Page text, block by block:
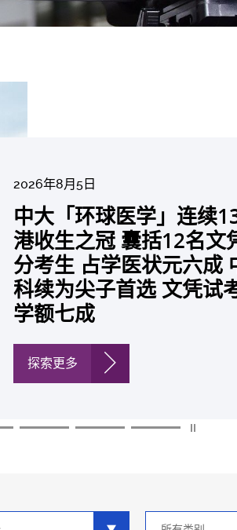
2026年8月5日
中大「环球医学」连续
港收生之冠 囊括12名文
分考生 占学医状元六成
科续为尖子首选 文凭试
学额七成
探索更多
2026年7月27日
中大成立崭新 ITECH
评估平台 推动健康经
价值医疗
中大研发「AI-OCT」系
糖尿黄斑水肿 假阳性转
锐减六成 缩短患者轮候
间
探索更多
中大黄秀娟教授获颁中国
最高荣誉「光华工程科
成为今届医药衞生领域唯
学者
探索更多
中大新设「香港中文大学
学金」嘉许公开试状元
医状元走出课堂放眼世
21世纪妙手仁医
探索更多
中大全新一站式PGT-
精准辨识传统检测中复杂
常「盲点」 降低人工受
及异常妊娠风险
探索更多
2026年6月22日
中大发现青光眼治疗新
鼠实验证实可恢复七成
助开创崭新神经保护疗法
探索更多
2026年6月17日
中大成功拆解肝癌免疫治
性机制 揭一种免疫细胞
废喂食」新功能助癌细胞
探索更多
2026年6月10日
中大与多名全球专家共同
国肺癌研究 逾半晚期
肺癌病人七年无恶化 因
因异常而引起的肺癌有
「慢性病」 患者可与病共
探索更多
2026年6月5日
中大教授陈重娥获颁「清
出领袖奖」 成为本港首
荣膺亚洲糖尿病教研最
探索更多
2026年6月2日
中大汇聚逾200位区域专
私人医疗保险如何推动全
覆盖
探索更多
2026年5月19日
中大张源津医生成首位亚
员 荣获国际泌尿科权威
John K. Lattimer 讲座
探索更多
2026年5月14日
中大取得「从实验室到
用」研究突破 初步证实
药物可改善严重中风康
探索更多